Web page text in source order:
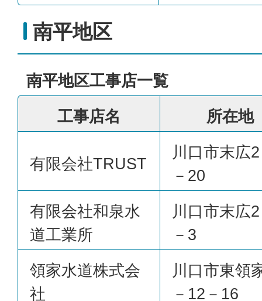
南平地区
南平地区工事店一覧
工事店名
所在地
有限会社TRUST
川口市末広
－20
有限会社和泉水
道工業所
川口市末広
－3
領家水道株式会
社
川口市東領
－12－16